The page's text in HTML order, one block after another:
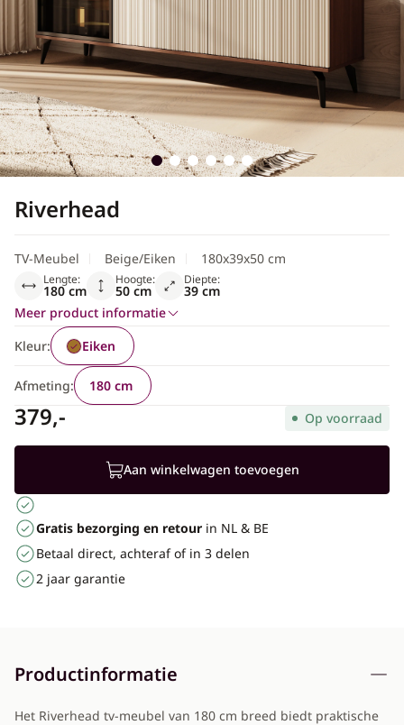
Scandinavisch
Riverhead
TV-Meubel Beige/Eiken 180x39x50 cm
Lengte:
180 cm
Hoogte:
50 cm
Diepte:
39 cm
Meer product informatie
Kleur:
Eiken
Afmeting: 180 cm
379,- Op voorraad
Aan winkelwagen toevoegen
Gratis bezorging en retour in NL & BE
Betaal direct, achteraf of in 3 delen
2 jaar garantie
Productinformatie
Het Riverhead tv-meubel van 180 cm breed biedt praktische